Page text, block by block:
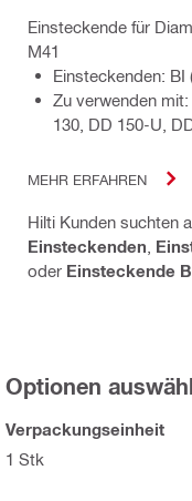
Einsteckende für
M41
Einsteckenden: BI
Zu verwenden
130, DD 150-U,
MEHR ERFAHREN
Hilti Kunden suchten
Einsteckenden
oder Einsteckende
Optionen
Verpackungseinheit
1 Stk